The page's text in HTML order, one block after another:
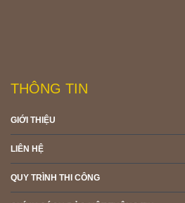
THÔNG TIN
GIỚI THIỆU
LIÊN HỆ
QUY TRÌNH THI CÔNG